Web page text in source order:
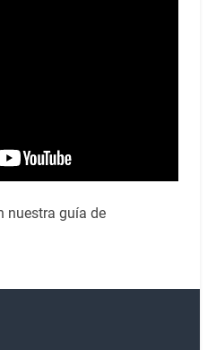
nuestra guía de